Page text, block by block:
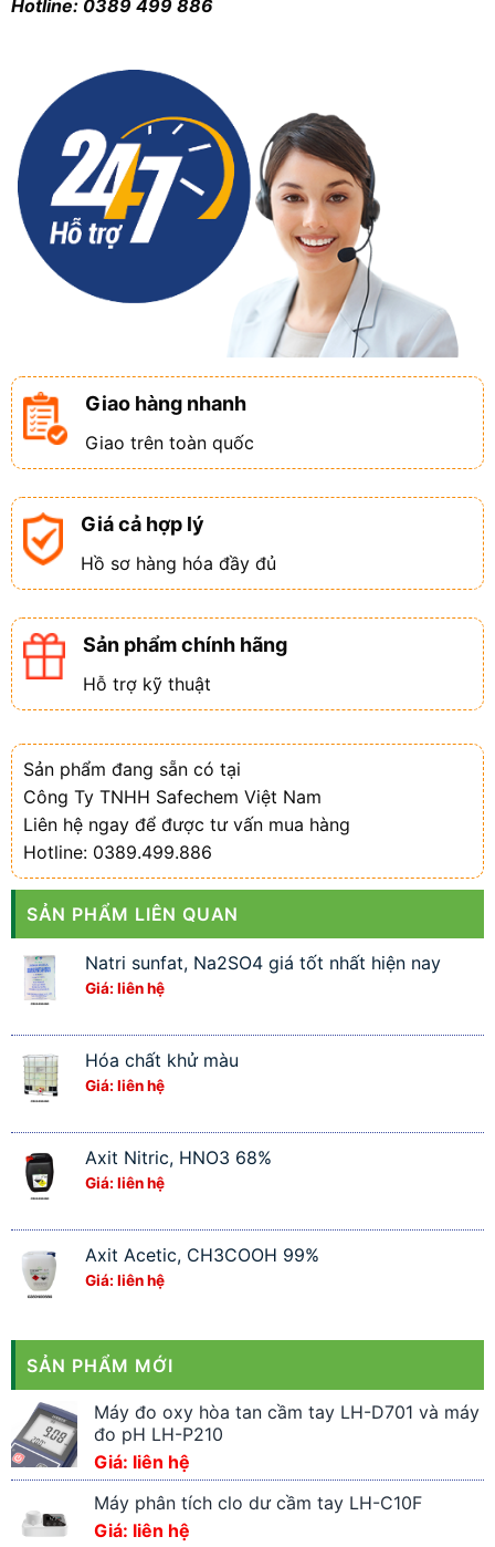
Hotline: 0389 499 886
Giao hàng nhanh
Giao trên toàn quốc
Giá cả hợp lý
Hồ sơ hàng hóa đầy đủ
Sản phẩm chính hãng
Hỗ trợ kỹ thuật
Sản phẩm đang sẵn có tại
Công Ty TNHH Safechem Việt Nam
Liên hệ ngay để được tư vấn mua hàng
Hotline: 0389.499.886
SẢN PHẨM LIÊN QUAN
Natri sunfat, Na2SO4 giá tốt nhất hiện nay
Giá: liên hệ
Hóa chất khử màu
Giá: liên hệ
Axit Nitric, HNO3 68%
Giá: liên hệ
Axit Acetic, CH3COOH 99%
Giá: liên hệ
SẢN PHẨM MỚI
Máy đo oxy hòa tan cầm tay LH-D701 và máy
đo pH LH-P210
Giá: liên hệ
Máy phân tích clo dư cầm tay LH-C10F
Giá: liên hệ